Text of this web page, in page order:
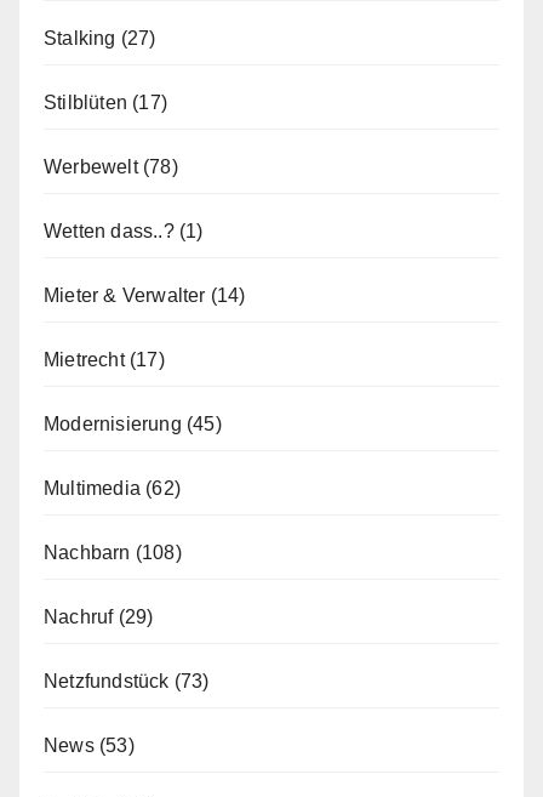
Stalking (27)
Stilblüten (17)
Werbewelt(78)
Wetten dass..?(1)
Mieter & Verwalter (14)
Mietrecht(17)
Modernisierung (45)
Multimedia (62)
Nachbarn (108)
Nachruf(29)
Netzfundstück (73)
News(53)